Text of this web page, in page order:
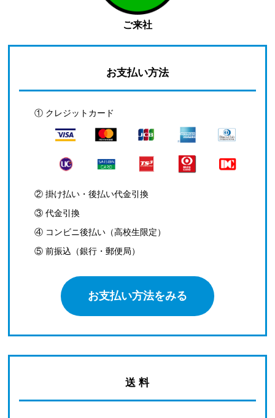
ご来社
お支払い方法
① クレジットカード
② 掛け払い・後払い代金引換
③ 代金引換
④ コンビニ後払い（高校生限定）
⑤ 前振込（銀行・郵便局）
お支払い方法をみる
送 料